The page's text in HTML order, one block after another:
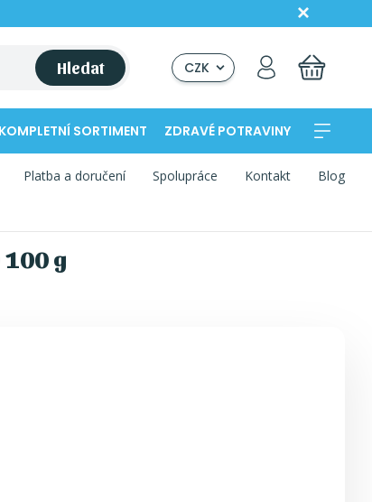
Hledat CZK
KOMPLETNÍ SORTIMENT ZDRAVÉ POTRAVINY
Platba a doručení Spolupráce Kontakt Blog
g